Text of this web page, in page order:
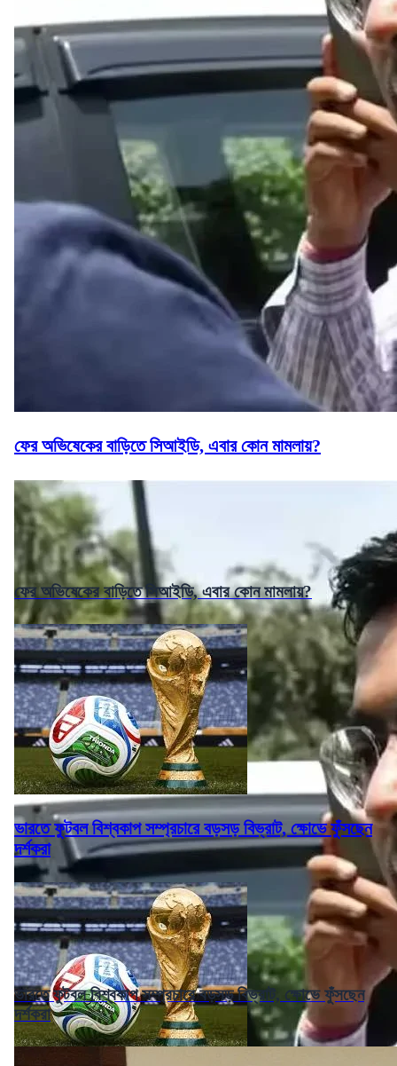
ফের অভিষেকের বাড়িতে সিআইডি, এবার কোন মামলায়?
ফের অভিষেকের বাড়িতে সিআইডি, এবার কোন মামলায়?
ভারতে ফুটবল বিশ্বকাপ সম্প্রচারে বড়সড় বিভ্রাট, ক্ষোভে ফুঁসছেন
দর্শকরা
ভারতে ফুটবল বিশ্বকাপ সম্প্রচারে বড়সড় বিভ্রাট, ক্ষোভে ফুঁসছেন
দর্শকরা